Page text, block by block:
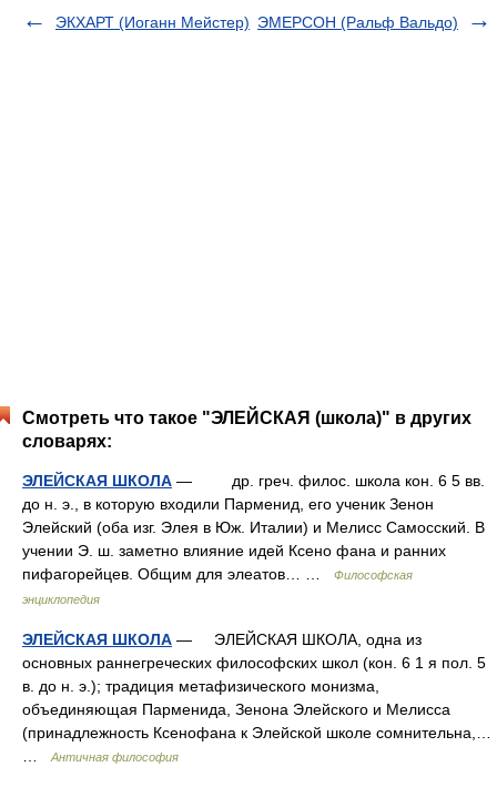
ЭКХАРТ (Иоганн Мейстер) ЭМЕРСОН (Ральф Вальдо)
Смотреть что такое "ЭЛЕЙСКАЯ (школа)" в других
словарях:
ЭЛЕЙСКАЯ ШКОЛА — др. греч. филос. школа кон. 6 5 вв.
до н. э., в которую входили Парменид, его ученик Зенон
Элейский (оба изг. Элея в Юж. Италии) и Мелисс Самосский. В
учении Э. ш. заметно влияние идей Ксено фана и ранних
пифагорейцев. Общим для элеатов… …
Философская
энциклопедия
ЭЛЕЙСКАЯ ШКОЛА — ЭЛЕЙСКАЯ ШКОЛА, одна из
основных раннегреческих философских школ (кон. 6 1 я пол. 5
в. до н. э.); традиция метафизического монизма,
объединяющая Парменида, Зенона Элейского и Мелисса
(принадлежность Ксенофана к Элейской школе сомнительна,…
Античная философия